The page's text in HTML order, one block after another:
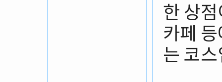
한 상
카페
는 코